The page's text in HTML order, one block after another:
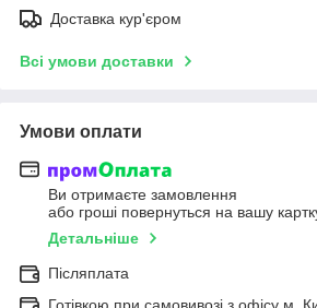
Доставка кур'єром
Всі умови доставки
Умови оплати
Ви отримаєте замовлення
або гроші повернуться на вашу
Детальніше
Післяплата